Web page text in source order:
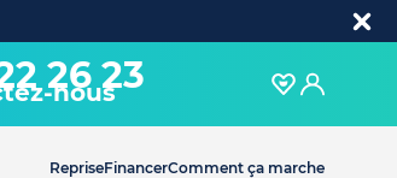
26 23
nous
RepriseFinancerComment ça marche